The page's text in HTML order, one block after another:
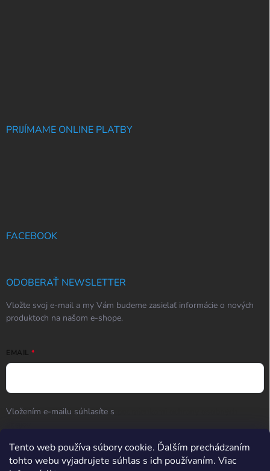
Tento web používa súbory cookie. Ďalším prechádzaním
tohto webu vyjadrujete súhlas s ich používaním. Viac
PRIJÍMAME ONLINE PLATBY
FACEBOOK
ODOBERAŤ NEWSLETTER
Vložte svoj e-mail a my Vám budeme zasielať informácie o nových
produktoch na našom e-shope.
EMAIL
Vložením e-mailu súhlasíte s
Prihlásiť sa